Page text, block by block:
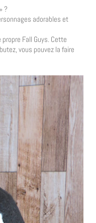
?
adorables et
Fall Guys. Cette
vous pouvez la faire